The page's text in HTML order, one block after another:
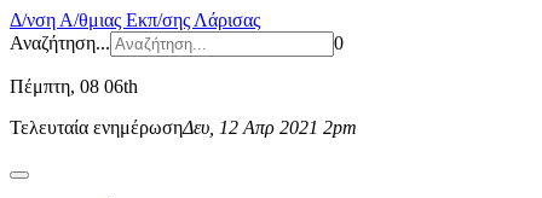
Δ/νση Α/θμιας Εκπ/σης Λάρισας
Αναζήτηση...
0
Πέμπτη, 08 06th
Τελευταία ενημέρωσηΔευ, 12 Απρ 2021 2pm